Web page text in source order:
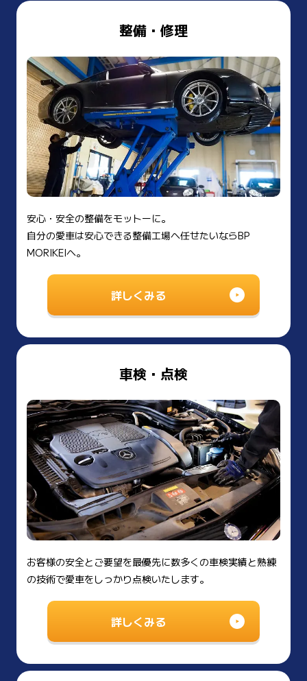
整備・修理
安心・安全の整備をモットーに。
自分の愛車は安心できる整備工場へ任せたいならBP
MORIKEIへ。
詳しくみる
車検・点検
お客様の安全とご要望を最優先に数多くの車検実績と熟練
の技術で愛車をしっかり点検いたします。
詳しくみる